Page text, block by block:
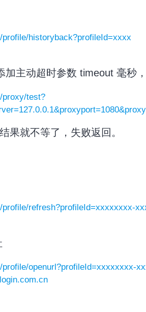
historyback?profileId=xxxx
主动超时参数 timeout 毫秒
proxy/test?
果就不等了，失败返回。
profile/refresh?profileId=xxxxxxxx-
profile/openurl?profileId=xxxxxxxx-